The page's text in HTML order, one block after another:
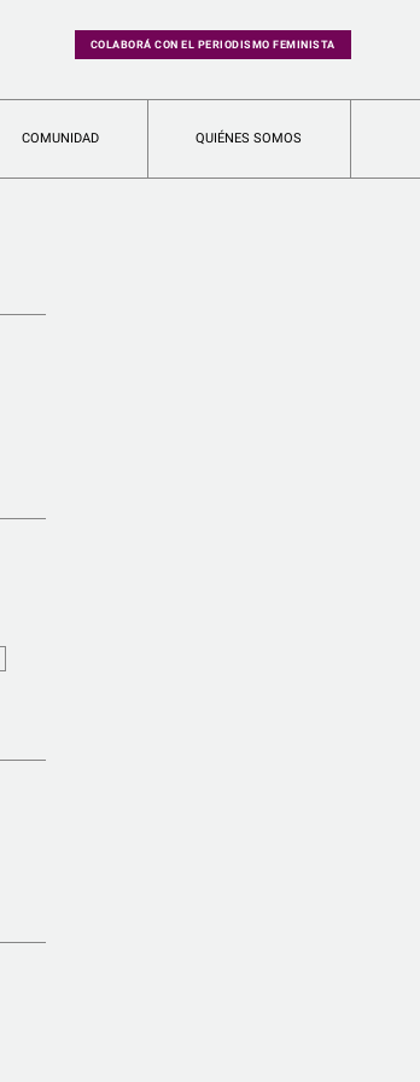
COLABORÁ CON EL PERIODISMO FEMINISTA
COMUNIDAD QUIÉNES SOMOS